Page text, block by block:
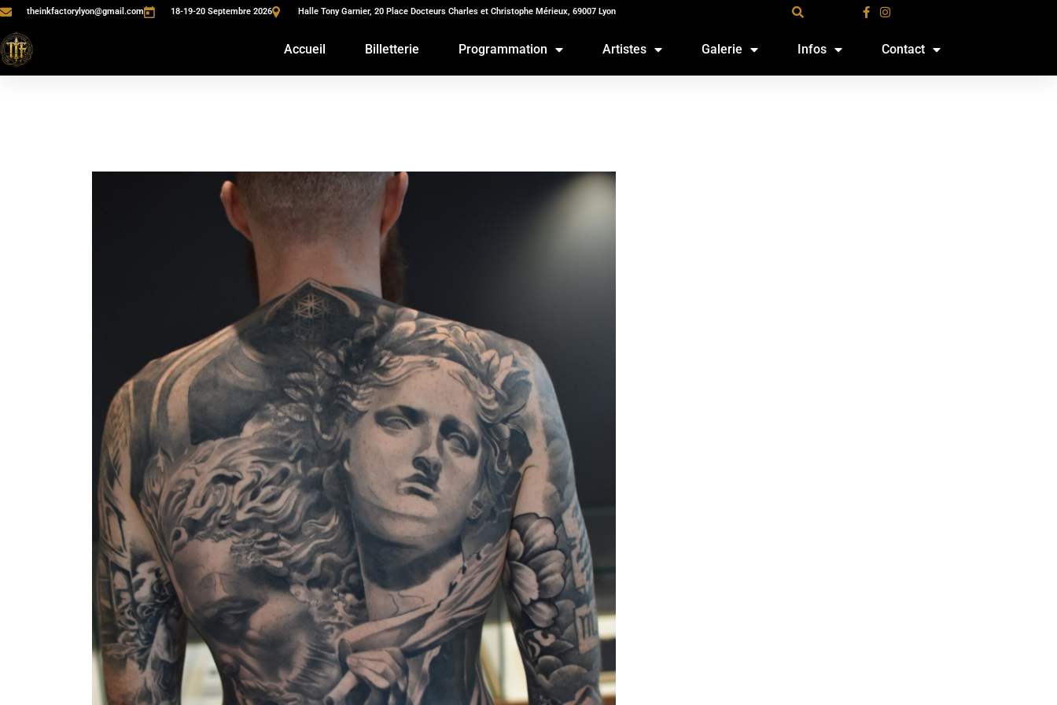
theinkfactorylyon@gmail.com 18-19-20 Septembre 2026 Halle Tony Garnier, 20 Place Docteurs Charles et Christophe Mérieux, 69007 Lyon
Accueil Billetterie Programmation Artistes Galerie Infos Contact